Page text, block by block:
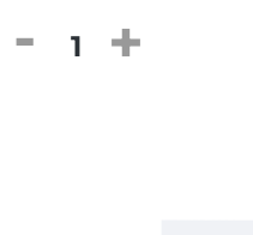
Quantité de